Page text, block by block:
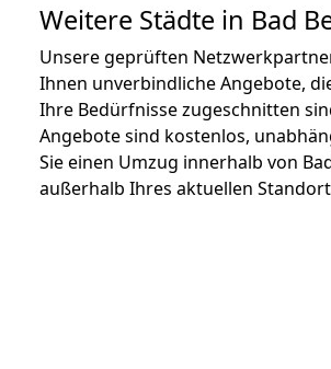
Weitere Städte in Bad
Unsere geprüften
Ihnen unverbindliche Angebote,
Ihre Bedürfnisse zugeschnitten
Angebote sind kostenlos,
Sie einen Umzug innerhalb von
außerhalb Ihres aktuellen